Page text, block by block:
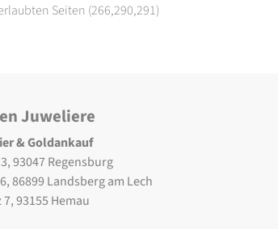
Seiten (266,290,291)
Juweliere
& Goldankauf
93047 Regensburg
86899 Landsberg am Lech
93155 Hemau